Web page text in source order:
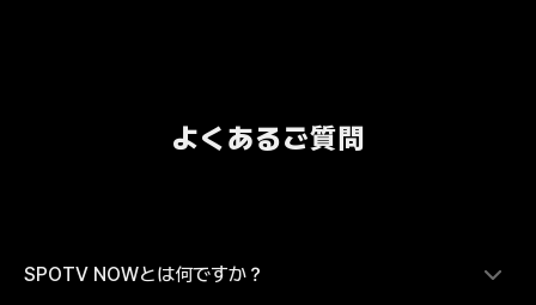
よくあるご質問
SPOTV NOWとは何ですか？